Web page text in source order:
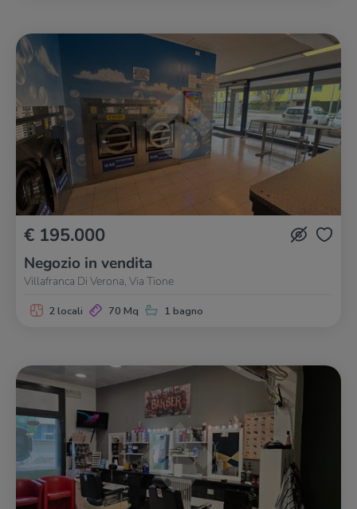
€ 195.000
Negozio in vendita
Villafranca Di Verona, Via Tione
2 locali 70 Mq 1 bagno